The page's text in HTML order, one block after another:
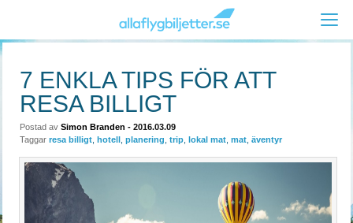
7 ENKLA TIPS FÖR ATT
RESA BILLIGT
Postad avSimon Branden - 2016.03.09
Taggar resa billigt ,hotell ,planering ,trip ,lokal mat ,mat ,äventyr